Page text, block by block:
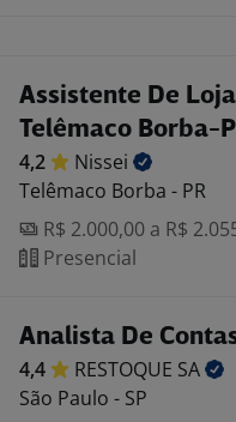
Assistente De
Telêmaco Borba-
4,2
Nissei
Telêmaco Borba - PR
R$ 2.000,00 a R$
Presencial
Analista De
4,4 RESTOQUE SA
São Paulo - SP